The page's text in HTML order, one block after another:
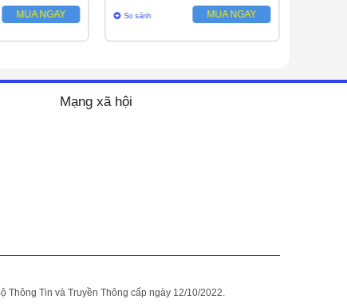
MUA NGAY So sánh MUA NGAY
Mạng xã hội
Thông Tin và Truyền Thông cấp ngày 12/10/2022.